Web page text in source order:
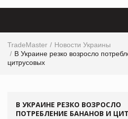
TradeMaster
Новости Украины
В Украине резко возросло
цитрусовых
В УКРАИНЕ РЕЗКО ВОЗРОСЛО
ПОТРЕБЛЕНИЕ БАНАНОВ И